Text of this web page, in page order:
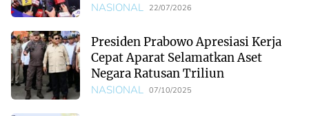
NASIONAL 22/07/2026
Presiden Prabowo Apresiasi Kerja
Cepat Aparat Selamatkan Aset
Negara Ratusan Triliun
NASIONAL 07/10/2025